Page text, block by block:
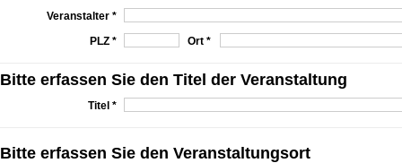
Veranstalter *
PLZ *
Ort *
Bitte erfassen Sie den Titel der Veranstaltung
Titel *
Bitte erfassen Sie den Veranstaltungsort